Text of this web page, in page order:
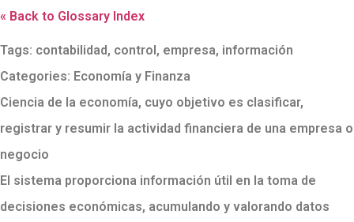
« Back to Glossary Index
Tags: contabilidad, control, empresa, información
Categories: Economía y Finanza
Ciencia de la economía, cuyo objetivo es clasificar,
registrar y resumir la actividad financiera de una empresa o
negocio
El sistema proporciona información útil en la toma de
decisiones económicas, acumulando y valorando datos